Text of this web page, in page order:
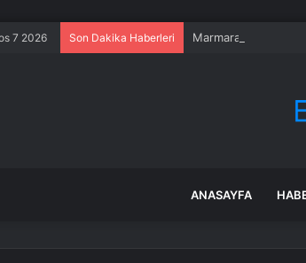
7 2026 Son Dakika Haberleri Marmara Adası
ANASAYFA